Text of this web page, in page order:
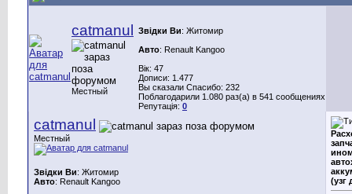
catmanul
Местный
Звідки Ви: Житомир
Авто: Renault Kangoo
Вік: 47
Дописи: 1.477
Вы сказали Спасибо: 232
Поблагодарили 1.080 раз(а) в 541 сообщениях
Репутація: 0
catmanul
Местный
Звідки Ви: Житомир
Авто: Renault Kangoo
(узг